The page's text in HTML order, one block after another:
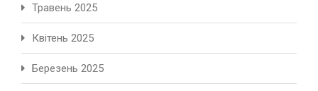
Травень 2025
Квітень 2025
Березень 2025